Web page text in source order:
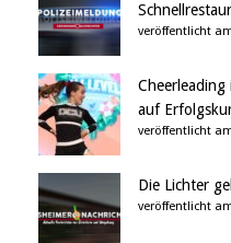
veröffentlicht
auf
veröffentlicht
Die Lichter
veröffentlicht